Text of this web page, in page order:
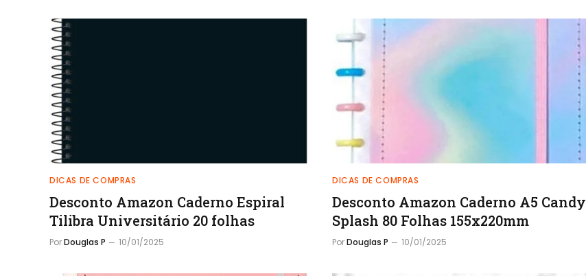
DICAS DE COMPRAS
Desconto Amazon Caderno Espiral
Tilibra Universitário 20 folhas
PorDouglas P 10/01/2025
DICAS DE COMPRAS
Desconto Amazon Caderno A5 Candy
Splash 80 Folhas 155x220mm
PorDouglas P 10/01/2025